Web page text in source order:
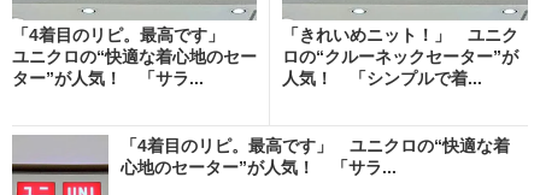
「4着目のリピ。最高です」
ユニクロの“快適な着心地のセー
ター”が人気！ 「サラ...
「きれいめニット！」 ユニク
ロの“クルーネックセーター”が
人気！ 「シンプルで着...
「4着目のリピ。最高です」 ユニクロの“快適な着
心地のセーター”が人気！ 「サラ...